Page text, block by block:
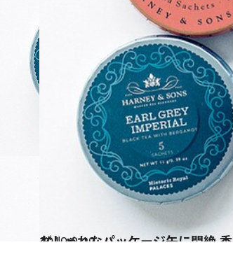
2019.2.19
おしゃれなパッケージ缶に悶絶
グルメ